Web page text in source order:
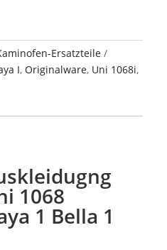
Ersatzteile
I, Originalware, Uni 1068i,
1068
1 Bella 1